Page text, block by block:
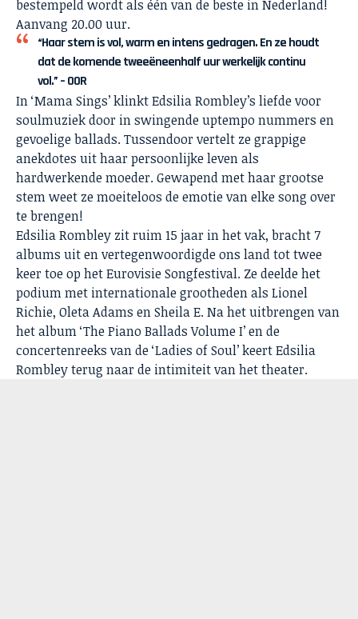
bestempeld wordt als één van de beste in Nederland!
Aanvang 20.00 uur.
“Haar stem is vol, warm en intens gedragen. En ze houdt
dat de komende tweeëneenhalf uur werkelijk continu
vol.” – OOR
In ‘Mama Sings’ klinkt Edsilia Rombley’s liefde voor
soulmuziek door in swingende uptempo nummers en
gevoelige ballads. Tussendoor vertelt ze grappige
anekdotes uit haar persoonlijke leven als
hardwerkende moeder. Gewapend met haar grootse
stem weet ze moeiteloos de emotie van elke song over
te brengen!
Edsilia Rombley zit ruim 15 jaar in het vak, bracht 7
albums uit en vertegenwoordigde ons land tot twee
keer toe op het Eurovisie Songfestival. Ze deelde het
podium met internationale grootheden als Lionel
Richie, Oleta Adams en Sheila E. Na het uitbrengen van
het album ‘The Piano Ballads Volume I’ en de
concertenreeks van de ‘Ladies of Soul’ keert Edsilia
Rombley terug naar de intimiteit van het theater.